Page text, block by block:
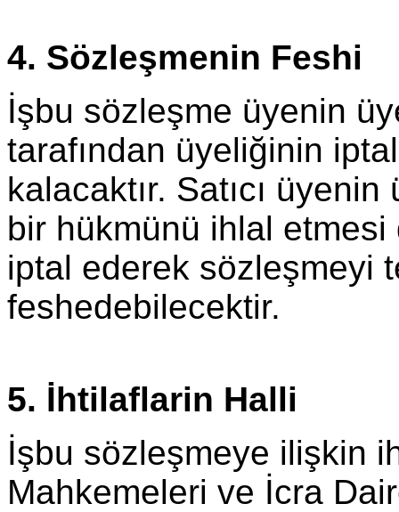
4. Sözleşmenin Feshi
İşbu sözleşme üyenin
tarafından üyeliğinin
kalacaktır. Satıcı
bir hükmünü ihlal
iptal ederek sözleşmeyi
feshedebilecektir.
5. İhtilaflarin Halli
İşbu sözleşmeye ilişkin
Mahkemeleri ve İcra